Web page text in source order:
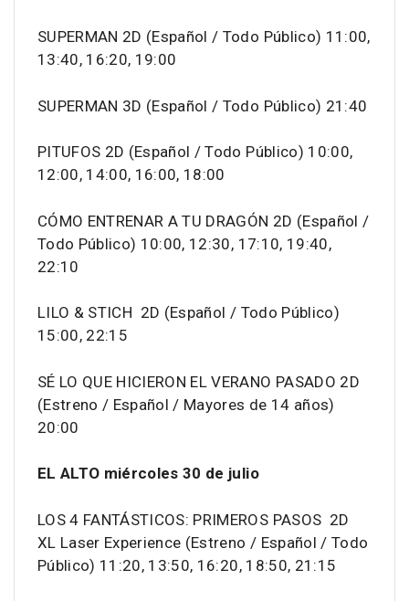
SUPERMAN 2D (Español / Todo Público) 11:00,
13:40, 16:20, 19:00
SUPERMAN 3D (Español / Todo Público) 21:40
PITUFOS 2D (Español / Todo Público) 10:00,
12:00, 14:00, 16:00, 18:00
CÓMO ENTRENAR A TU DRAGÓN 2D (Español /
Todo Público) 10:00, 12:30, 17:10, 19:40,
22:10
LILO & STICH 2D (Español / Todo Público)
15:00, 22:15
SÉ LO QUE HICIERON EL VERANO PASADO 2D
(Estreno / Español / Mayores de 14 años)
20:00
EL ALTO miércoles 30 de julio
LOS 4 FANTÁSTICOS: PRIMEROS PASOS 2D
XL Laser Experience (Estreno / Español / Todo
Público) 11:20, 13:50, 16:20, 18:50, 21:15